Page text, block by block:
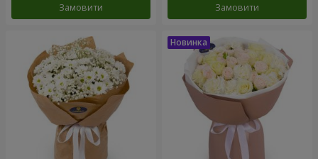
Замовити Замовити